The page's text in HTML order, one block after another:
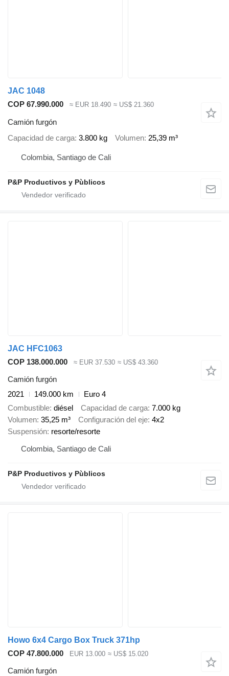
JAC 1048
COP 67.990.000
≈ EUR 18.490 ≈ US$ 21.360
Camión furgón
Capacidad de carga 3.800 kg Volumen 25,39 m³
Colombia, Santiago de Cali
P&P Productivos y Pùblicos
JAC HFC1063
COP 138.000.000
≈ EUR 37.530 ≈ US$ 43.360
Camión furgón
2021
149.000 km
Euro 4
Combustible diésel Capacidad de carga 7.000 kg
Volumen 35,25 m³ Configuración del eje 4x2
Suspensión resorte/resorte
Colombia, Santiago de Cali
P&P Productivos y Pùblicos
Howo 6x4 Cargo Box Truck 371hp
COP 47.800.000
EUR 13.000 ≈ US$ 15.020
Camión furgón